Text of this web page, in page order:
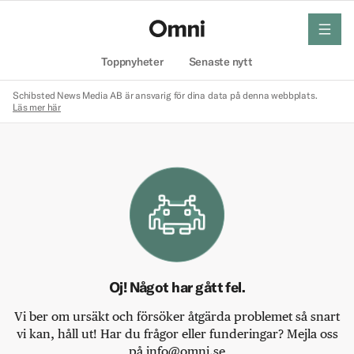
Toppnyheter Senaste nytt
meny
Schibsted News Media AB är ansvarig för dina data på denna webbplats.
Läs mer här
Oj! Något har gått fel.
Vi ber om ursäkt och försöker åtgärda problemet så snart
vi kan, håll ut! Har du frågor eller funderingar? Mejla oss